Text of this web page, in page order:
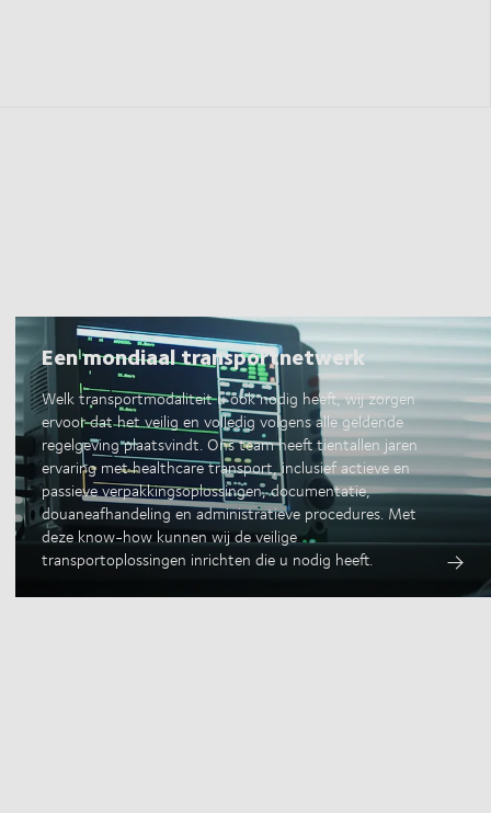
Een mondiaal transportnetwerk
Welk transportmodaliteit u ook nodig heeft, wij zorgen
ervoor dat het veilig en volledig volgens alle geldende
regelgeving plaatsvindt. Ons team heeft tientallen jaren
ervaring met healthcare transport, inclusief actieve en
passieve verpakkingsoplossingen, documentatie,
douaneafhandeling en administratieve procedures. Met
deze know-how kunnen wij de veilige
transportoplossingen inrichten die u nodig heeft.